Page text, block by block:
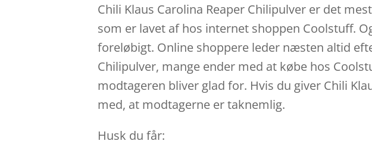
Chili Klaus Carolina Reaper Chilipulver er det
som er lavet af hos internet shoppen Coolstuff.
foreløbigt. Online shoppere leder næsten altid
Chilipulver, mange ender med at købe hos
modtageren bliver glad for. Hvis du giver Chili
med, at modtagerne er taknemlig.
Husk du får: